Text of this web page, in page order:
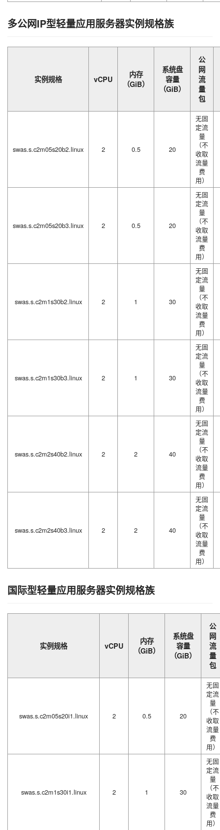
多公网IP型轻量应用服务器实例规格族
实例规格 vCPU
内存
（GiB）
系统盘
容量
（GiB）
公
网
流
量
包
swas.s.c2m05s20b2.linux 2 0.5 20
无固
定流
量
（不
收取
流量
费
用）
swas.s.c2m05s20b3.linux 2 0.5 20
无固
定流
量
（不
收取
流量
费
用）
swas.s.c2m1s30b2.linux 2 1 30
无固
定流
量
（不
收取
流量
费
用）
swas.s.c2m1s30b3.linux 2 1 30
无固
定流
量
（不
收取
流量
费
用）
swas.s.c2m2s40b2.linux 2 2 40
无固
定流
量
（不
收取
流量
费
用）
swas.s.c2m2s40b3.linux 2 2 40
无固
定流
量
（不
收取
流量
费
用）
国际型轻量应用服务器实例规格族
实例规格 vCPU
内存
（GiB）
系统盘
容量
（GiB）
公
网
流
量
包
swas.s.c2m05s20i1.linux 2 0.5 20
无固
定流
量
（不
收取
流量
费
用）
swas.s.c2m1s30i1.linux 2 1 30
无固
定流
量
（不
收取
流量
费
用）